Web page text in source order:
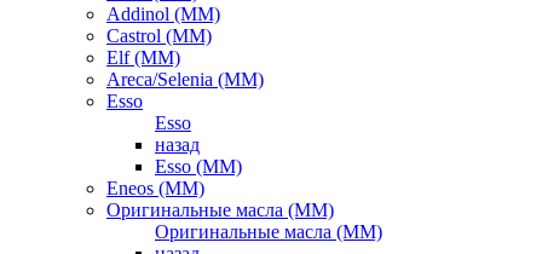
Addinol (ММ)
Castrol (ММ)
Elf (ММ)
Areca/Selenia (ММ)
Esso
Esso
назад
Esso (ММ)
Eneos (ММ)
Оригинальные масла (ММ)
Оригинальные масла (ММ)